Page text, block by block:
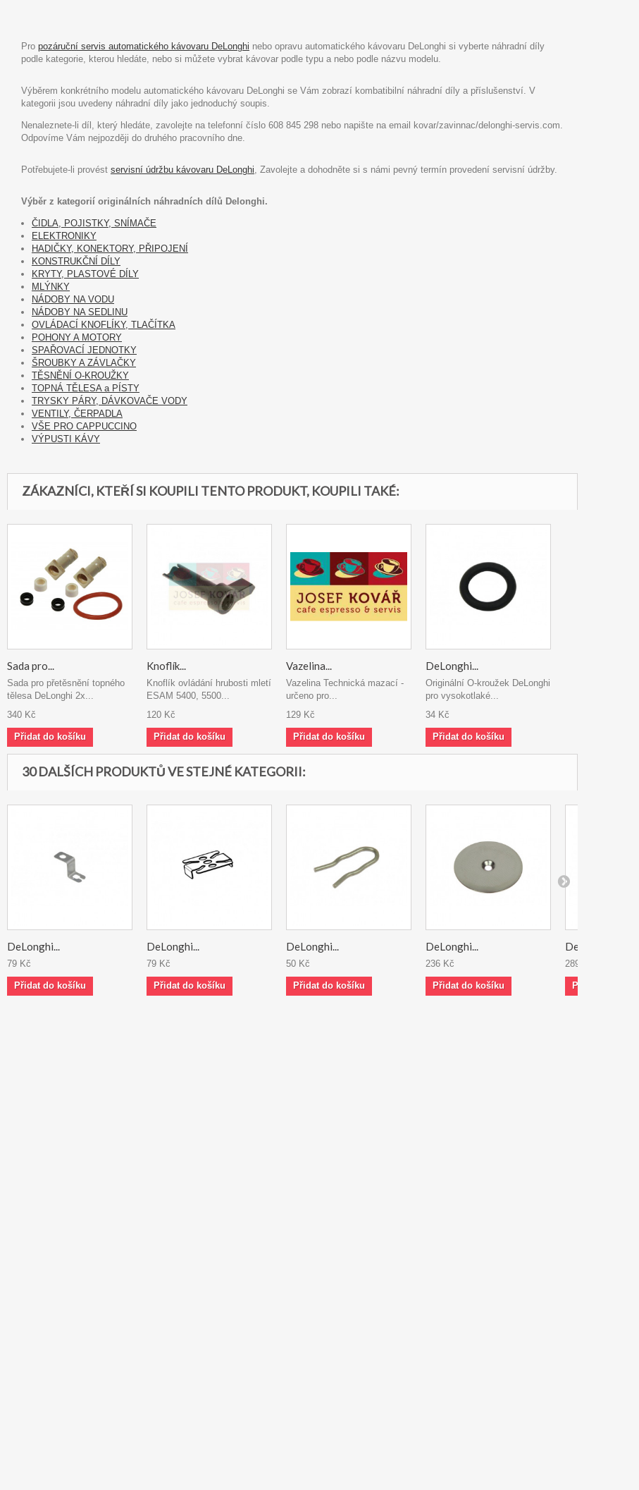
Pro pozáruční servis automatického kávovaru DeLonghi nebo opravu automatického kávovaru DeLonghi si vyberte náhradní díly
podle kategorie, kterou hledáte, nebo si můžete vybrat kávovar podle typu a nebo podle názvu modelu.
Výběrem konkrétního modelu automatického kávovaru DeLonghi se Vám zobrazí kombatibilní náhradní díly a příslušenství. V
kategorii jsou uvedeny náhradní díly jako jednoduchý soupis.
Nenaleznete-li díl, který hledáte, zavolejte na telefonní číslo 608 845 298 nebo napište na email kovar/zavinnac/delonghi-servis.com.
Odpovíme Vám nejpozději do druhého pracovního dne.
Potřebujete-li provést servisní údržbu kávovaru DeLonghi, Zavolejte a dohodněte si s námi pevný termín provedení servisní údržby.
Výběr z kategorií originálních náhradních dílů Delonghi.
ČIDLA, POJISTKY, SNÍMAČE
ELEKTRONIKY
HADIČKY, KONEKTORY, PŘIPOJENÍ
KONSTRUKČNÍ DÍLY
KRYTY, PLASTOVÉ DÍLY
MLÝNKY
NÁDOBY NA VODU
NÁDOBY NA SEDLINU
OVLÁDACÍ KNOFLÍKY, TLAČÍTKA
POHONY A MOTORY
SPAŘOVACÍ JEDNOTKY
ŠROUBKY A ZÁVLAČKY
TĚSNĚNÍ O-KROUŽKY
TOPNÁ TĚLESA a PÍSTY
TRYSKY PÁRY, DÁVKOVAČE VODY
VENTILY, ČERPADLA
VŠE PRO CAPPUCCINO
VÝPUSTI KÁVY
ZÁKAZNÍCI, KTEŘÍ SI KOUPILI TENTO PRODUKT, KOUPILI TAKÉ:
Sada pro...
Sada pro přetěsnění topného
tělesa DeLonghi 2x...
340 Kč
Přidat do košíku
Knoflík...
Knoflík ovládání hrubosti mletí
ESAM 5400, 5500...
120 Kč
Přidat do košíku
Vazelina...
Vazelina Technická mazací -
určeno pro...
129 Kč
Přidat do košíku
DeLonghi...
Originální O-kroužek DeLonghi
pro vysokotlaké...
34 Kč
Přidat do košíku
30 DALŠÍCH PRODUKTŮ VE STEJNÉ KATEGORII:
DeLonghi...
79 Kč
Přidat do košíku
DeLonghi...
79 Kč
Přidat do košíku
DeLonghi...
50 Kč
Přidat do košíku
DeLonghi...
236 Kč
Přidat do košíku
DeLonghi...
289 Kč
Přidat do